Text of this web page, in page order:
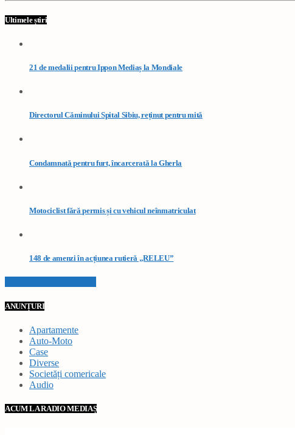
Ultimele știri
21 de medalii pentru Ippon Mediaș la Mondiale
Directorul Căminului Spital Sibiu, reținut pentru mită
Condamnată pentru furt, încarcerată la Gherla
Motociclist fără permis și cu vehicul neînmatriculat
148 de amenzi în acțiunea rutieră „RELEU”
ANUNȚURI
Apartamente
Auto-Moto
Case
Diverse
Societăți comericale
Audio
ACUM LA RADIO MEDIAȘ